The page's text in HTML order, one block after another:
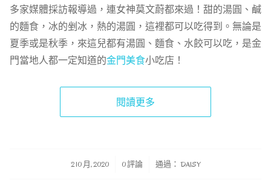
多家媒體採訪報導過，連女神莫文蔚都來過！甜的湯圓、鹹
的麵食，冰的剉冰，熱的湯圓，這裡都可以吃得到。無論是
夏季或是秋季，來這兒都有湯圓、麵食、水餃可以吃，是金
門當地人都一定知道的金門美食小吃店！
閱讀更多
2 10 月, 2020
/ 0 評論 通過： DAISY